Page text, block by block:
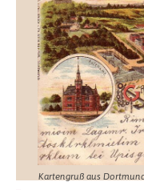
Kartengruß aus